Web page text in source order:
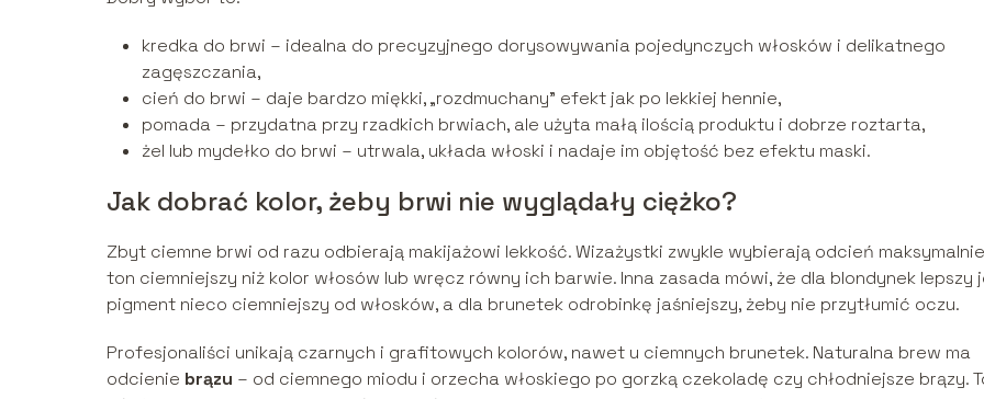
kredka do brwi – idealna do precyzyjnego dorysowywania pojedynczych włosków i delikatnego
zagęszczania,
cień do brwi – daje bardzo miękki, „rozdmuchany” efekt jak po lekkiej hennie,
pomada – przydatna przy rzadkich brwiach, ale użyta małą ilością produktu i dobrze roztarta,
żel lub mydełko do brwi – utrwala, układa włoski i nadaje im objętość bez efektu maski.
Jak dobrać kolor, żeby brwi nie wyglądały ciężko?
Zbyt ciemne brwi od razu odbierają makijażowi lekkość. Wizażystki zwykle wybierają odcień
ton ciemniejszy niż kolor włosów lub wręcz równy ich barwie. Inna zasada mówi, że dla blondynek lepszy
pigment nieco ciemniejszy od włosków, a dla brunetek odrobinkę jaśniejszy, żeby nie przytłumić oczu.
Profesjonaliści unikają czarnych i grafitowych kolorów, nawet u ciemnych brunetek. Naturalna brew ma
odcienie brązu – od ciemnego miodu i orzecha włoskiego po gorzką czekoladę czy chłodniejsze brązy.